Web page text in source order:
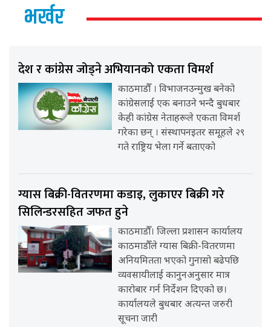
भर्खर
देश र कांग्रेस जोड्ने अभियानको एकता विमर्श
काठमाडौँ । विभाजनउन्मुख बनेको
कांग्रेसलाई एक बनाउने भन्दै बुधबार
केही कांग्रेस नेताहरूले एकता विमर्श
गरेका छन् । संस्थापनइतर समूहले २९
गते राष्ट्रिय भेला गर्ने बताएको
ग्यास बिक्री-वितरणमा कडाइ, लुकाएर बिक्री गरे
सिलिन्डरसहित जफत हुने
काठमाडौँ। जिल्ला प्रशासन कार्यालय
काठमाडौँले ग्यास बिक्री-वितरणमा
अनियमितता भएको गुनासो बढेपछि
व्यवसायीलाई कानुनअनुसार मात्र
कारोबार गर्न निर्देशन दिएको छ।
कार्यालयले बुधबार अत्यन्त जरुरी
सूचना जारी